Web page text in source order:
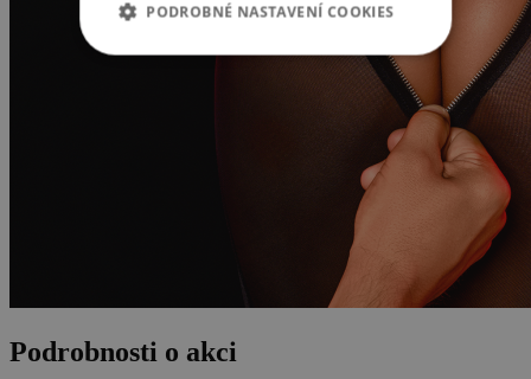
Podrobnosti o akci
PODROBNÉ NASTAVENÍ COOKIES